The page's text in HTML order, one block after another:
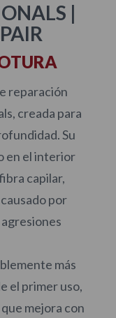
|
reparación
creada para
Su
en el interior
capilar,
por
más
el primer uso,
mejora con